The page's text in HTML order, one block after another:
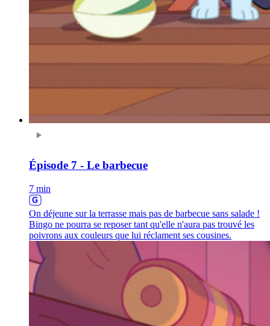
Épisode 7 - Le barbecue
7 min
On déjeune sur la terrasse mais pas de barbecue sans salade !
Bingo ne pourra se reposer tant qu'elle n'aura pas trouvé les
poivrons aux couleurs que lui réclament ses cousines.